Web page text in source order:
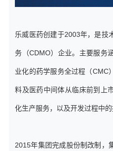
乐威医药创建于2003年，是技
务（CDMO）企业。主要服务
业化的药学服务全过程（CMC
料及医药中间体从临床前到上
化生产服务，以及开发过程中的
2015年集团完成股份制改制，